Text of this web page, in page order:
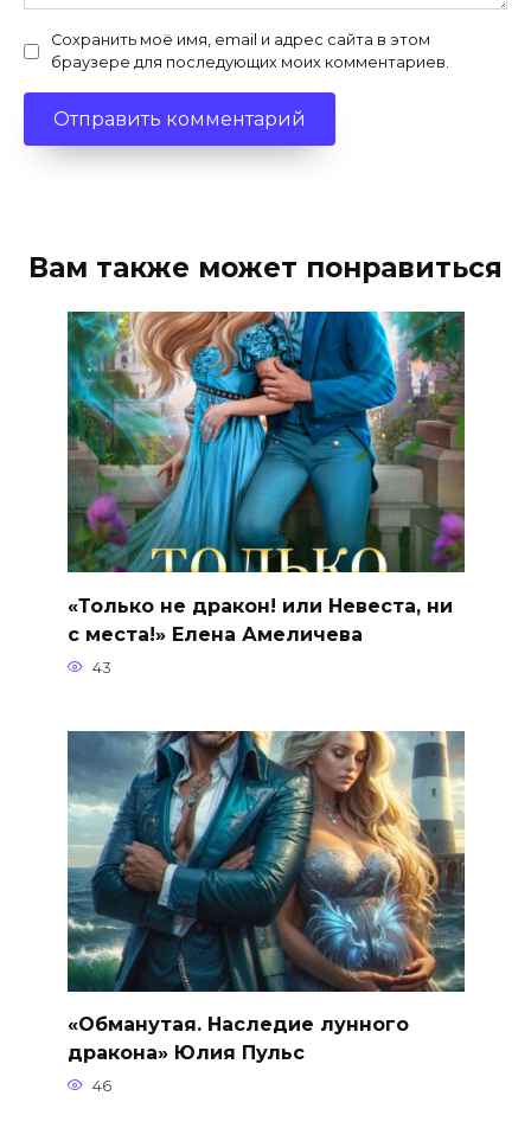
Сохранить моё имя, email и адрес сайта в этом
браузере для последующих моих комментариев.
Вам также может понравиться
«Только не дракон! или Невеста, ни
с места!» Елена Амеличева
43
«Обманутая. Наследие лунного
дракона» Юлия Пульс
46